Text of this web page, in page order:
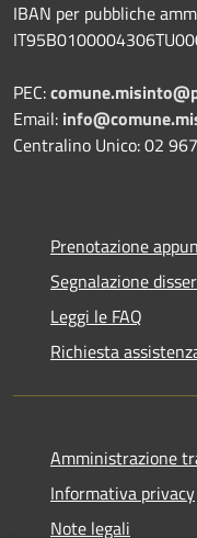
IBAN per pubbliche
PEC:
Email:
Centralino Unico: 02
Prenotazione
Segnalazione
Leggi le FAQ
Richiesta
Amministrazione
Informativa privacy
Note legali